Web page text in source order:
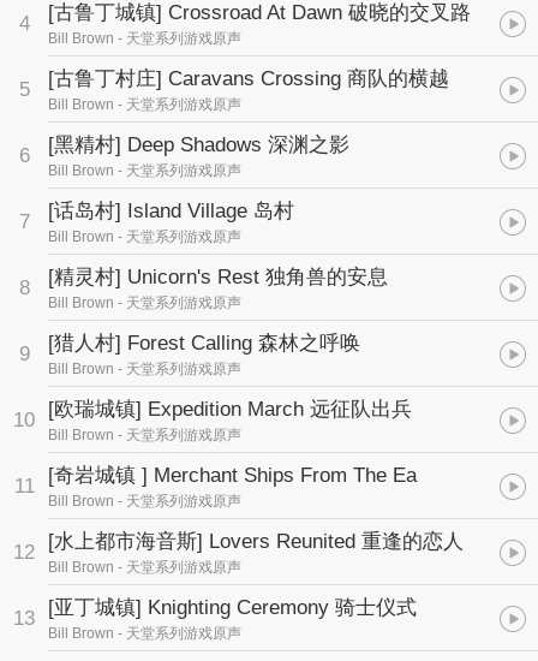
4 [古鲁丁城镇] Crossroad At Dawn 破晓的交叉路
Bill Brown - 天堂系列游戏原声
5 [古鲁丁村庄] Caravans Crossing 商队的横越
Bill Brown - 天堂系列游戏原声
6 [黑精村] Deep Shadows 深渊之影
Bill Brown - 天堂系列游戏原声
7 [话岛村] Island Village 岛村
Bill Brown - 天堂系列游戏原声
8 [精灵村] Unicorn's Rest 独角兽的安息
Bill Brown - 天堂系列游戏原声
9 [猎人村] Forest Calling 森林之呼唤
Bill Brown - 天堂系列游戏原声
10 [欧瑞城镇] Expedition March 远征队出兵
Bill Brown - 天堂系列游戏原声
11 [奇岩城镇 ] Merchant Ships From The Ea
Bill Brown - 天堂系列游戏原声
12 [水上都市海音斯] Lovers Reunited 重逢的恋人
Bill Brown - 天堂系列游戏原声
13 [亚丁城镇] Knighting Ceremony 骑士仪式
Bill Brown - 天堂系列游戏原声